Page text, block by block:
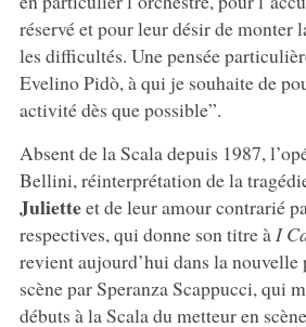
réservé et pour leur désir de monter
les difficultés. Une pensée
Evelino Pidò, à qui je souhaite de
activité dès que possible”.
Absent de la Scala depuis 1987,
Bellini, réinterprétation de la
Julietteet de leur amour contrarié
respectives, qui donne son titre à I
revient aujourd’hui dans la
scène par Speranza Scappucci, qui
débuts à la Scala du metteur en scène